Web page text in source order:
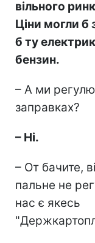
вільного
Ціни могли б
б ту
бензин.
– А ми
заправках?
– Ні.
– От бачите,
пальне не
нас є якесь